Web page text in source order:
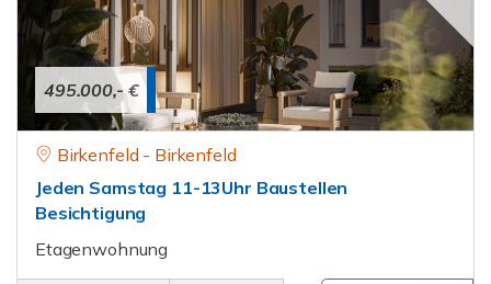
495.000,- €
Birkenfeld - Birkenfeld
Jeden Samstag 11-13Uhr Baustellen
Besichtigung
Etagenwohnung